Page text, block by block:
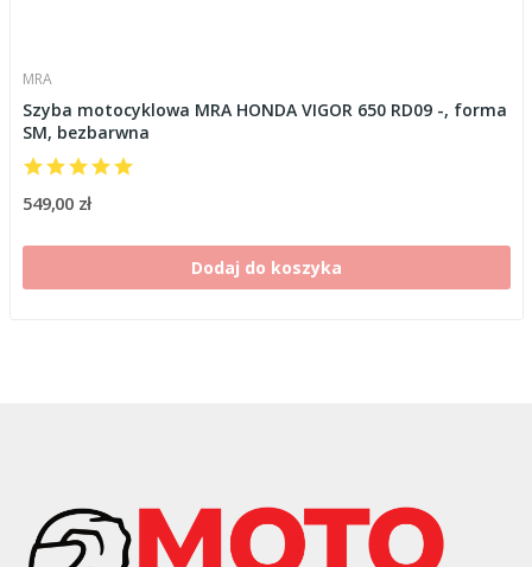
MRA
Szyba motocyklowa MRA HONDA VIGOR 650 RD09 -, forma
SM, bezbarwna
549,00 zł
Dodaj do koszyka